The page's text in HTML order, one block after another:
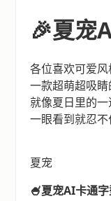
🎉夏宠
各位喜欢可爱
一款超萌超吸
就像夏日里的
一眼看到就忍不
夏宠
🍧夏宠AI卡通